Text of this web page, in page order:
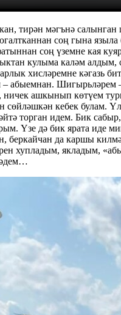
тирән мәгънә
соң гына
соң үземне кая
кулыма каләм
хисләремне кәгазь
абыемнан. Шигырьләрем
ашкынып көтүем
сөйләшкән кебек булам.
торган идем. Бик
Үзе дә бик ярата иде
беркайчан да каршы
хупладым, якладым,